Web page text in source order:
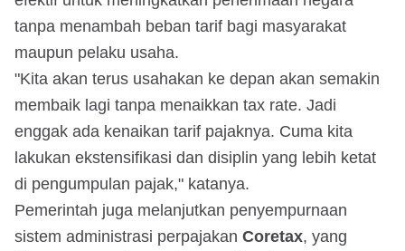
tanpa menambah beban tarif bagi masyarakat
maupun pelaku usaha.
"Kita akan terus usahakan ke depan akan semakin
membaik lagi tanpa menaikkan tax rate. Jadi
enggak ada kenaikan tarif pajaknya. Cuma kita
lakukan ekstensifikasi dan disiplin yang lebih ketat
di pengumpulan pajak," katanya.
Pemerintah juga melanjutkan penyempurnaan
sistem administrasi perpajakan Coretax, yang